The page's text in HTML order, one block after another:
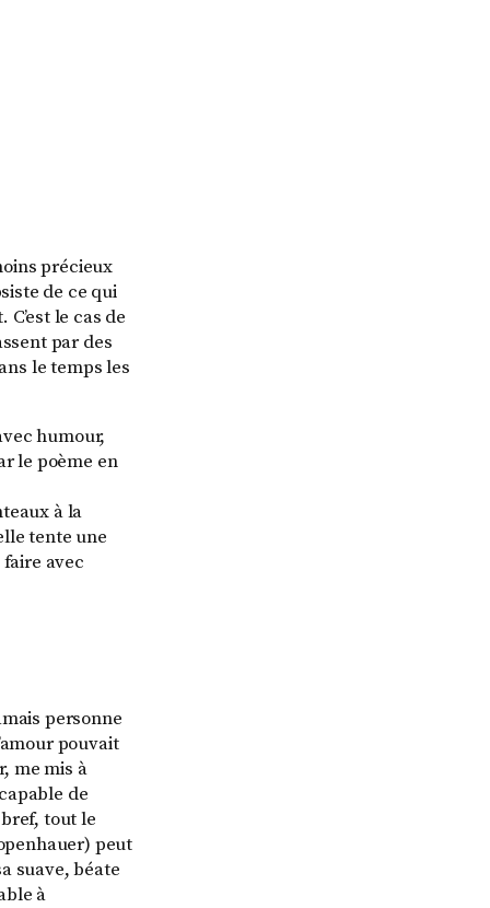
précieux
de ce qui
le cas de
par des
le temps les
humour,
le poème en
à la
tente une
avec
personne
pouvait
me mis à
de
tout le
peut
suave, béate
à